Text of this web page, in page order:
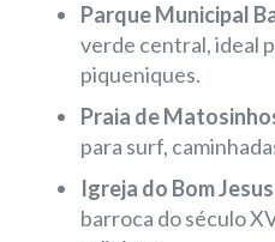
Parque Municipal
verde central, ideal
piqueniques.
Praia de
para surf,
Igreja do Bom
barroca do século